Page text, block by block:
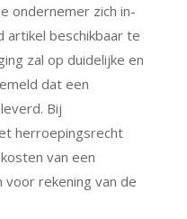
ondernemer zich in-
artikel beschikbaar te
zal op duidelijke en
dat een
Bij
herroepingsrecht
van een
rekening van de